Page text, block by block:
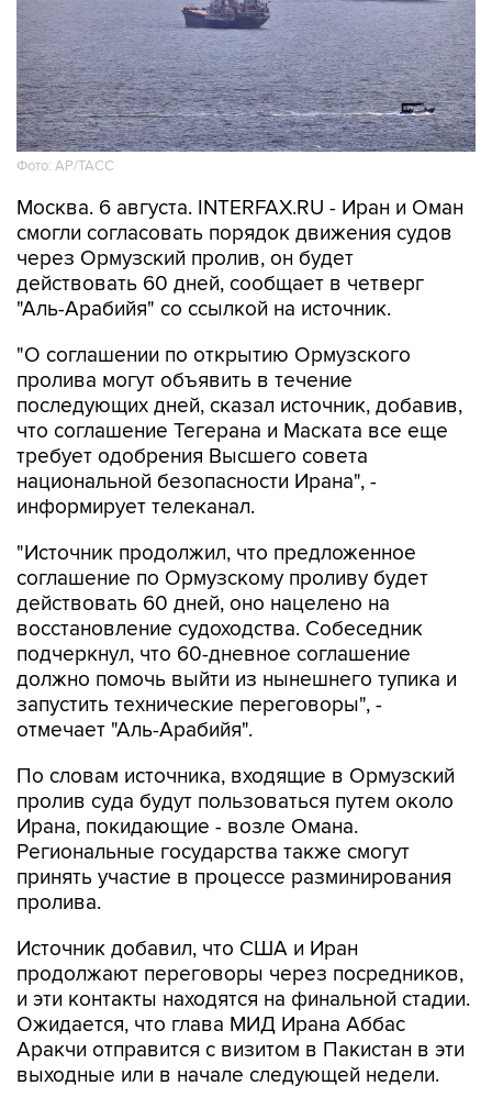
Фото: AP/ТАСС
Москва. 6 августа. INTERFAX.RU - Иран и Оман
смогли согласовать порядок движения судов
через Ормузский пролив, он будет
действовать 60 дней, сообщает в четверг
"Аль-Арабийя" со ссылкой на источник.
"О соглашении по открытию Ормузского
пролива могут объявить в течение
последующих дней, сказал источник, добавив,
что соглашение Тегерана и Маската все еще
требует одобрения Высшего совета
национальной безопасности Ирана", -
информирует телеканал.
"Источник продолжил, что предложенное
соглашение по Ормузскому проливу будет
действовать 60 дней, оно нацелено на
восстановление судоходства. Собеседник
подчеркнул, что 60-дневное соглашение
должно помочь выйти из нынешнего тупика и
запустить технические переговоры", -
отмечает "Аль-Арабийя".
По словам источника, входящие в Ормузский
пролив суда будут пользоваться путем около
Ирана, покидающие - возле Омана.
Региональные государства также смогут
принять участие в процессе разминирования
пролива.
Источник добавил, что США и Иран
продолжают переговоры через посредников,
и эти контакты находятся на финальной стадии.
Ожидается, что глава МИД Ирана Аббас
Аракчи отправится с визитом в Пакистан в эти
выходные или в начале следующей недели.